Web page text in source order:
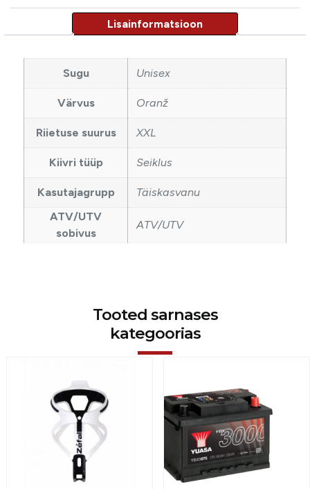
Sugu Unisex
Värvus Oranž
Riietuse suurus XXL
Kiivri tüüp Seiklus
Kasutajagrupp
Täiskasvanu
ATV/UTV
sobivus
ATV/UTV
Tooted sarnases
kategoorias